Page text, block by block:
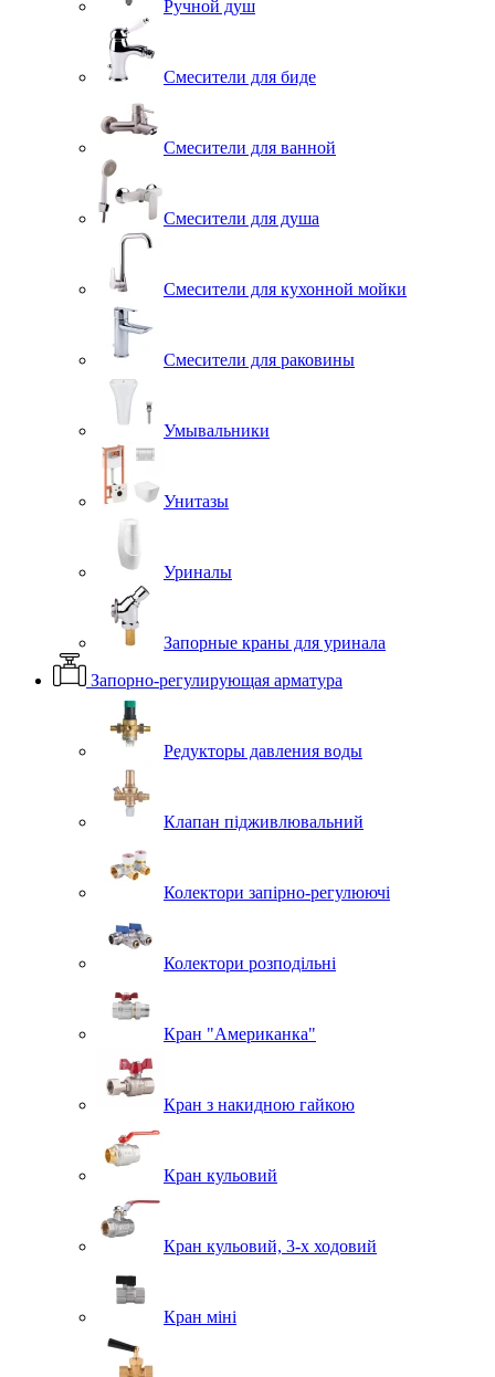
Ручной душ
Смесители для биде
Смесители для ванной
Смесители для душа
Смесители для кухонной мойки
Смесители для раковины
Умывальники
Унитазы
Уриналы
Запорные краны для уринала
Запорно-регулирующая арматура
Редукторы давления воды
Клапан підживлювальний
Колектори запірно-регулюючі
Колектори розподільні
Кран "Американка"
Кран з накидною гайкою
Кран кульовий
Кран кульовий, 3-х ходовий
Кран міні